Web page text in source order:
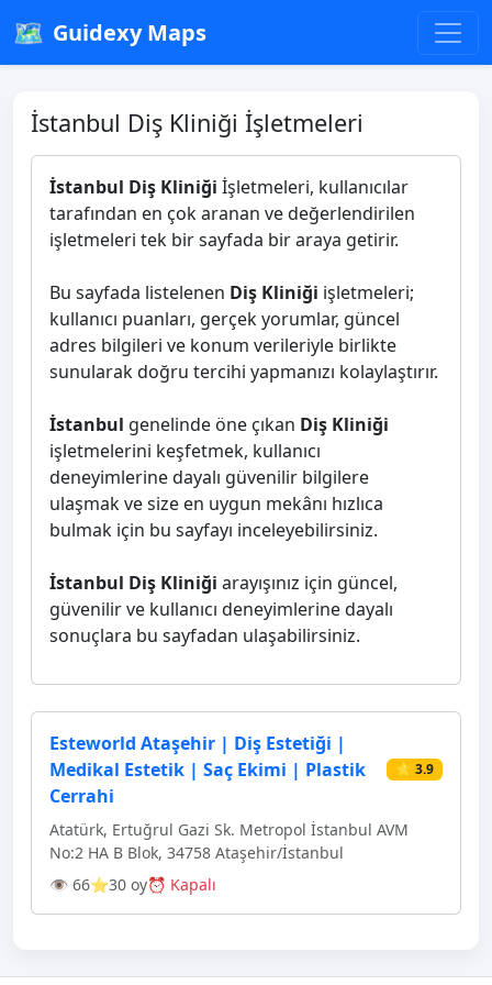
🗺️ Guidexy Maps
İstanbul Diş Kliniği İşletmeleri
İstanbul Diş Kliniği İşletmeleri, kullanıcılar
tarafından en çok aranan ve değerlendirilen
işletmeleri tek bir sayfada bir araya getirir.
Bu sayfada listelenen Diş Kliniği işletmeleri;
kullanıcı puanları, gerçek yorumlar, güncel
adres bilgileri ve konum verileriyle birlikte
sunularak doğru tercihi yapmanızı kolaylaştırır.
İstanbul genelinde öne çıkan Diş Kliniği
işletmelerini keşfetmek, kullanıcı
deneyimlerine dayalı güvenilir bilgilere
ulaşmak ve size en uygun mekânı hızlıca
bulmak için bu sayfayı inceleyebilirsiniz.
İstanbul Diş Kliniği arayışınız için güncel,
güvenilir ve kullanıcı deneyimlerine dayalı
sonuçlara bu sayfadan ulaşabilirsiniz.
⁠Esteworld Ataşehir | Diş Estetiği |
Medikal Estetik | Saç Ekimi | Plastik
Cerrahi
⭐ 3.9
Atatürk, Ertuğrul Gazi Sk. Metropol İstanbul AVM
No:2 HA B Blok, 34758 Ataşehir/İstanbul
👁 66⭐30 oy⏰ Kapalı